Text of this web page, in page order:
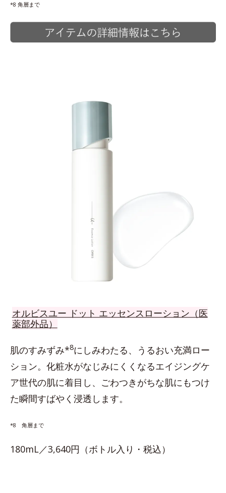
*8 角層まで
オルビスユー ドット エッセンスローション（医
薬部外品）
肌のすみずみ*8にしみわたる、うるおい充満ロー
ション。化粧水がなじみにくくなるエイジングケ
ア世代の肌に着目し、ごわつきがちな肌にもつけ
た瞬間すばやく浸透します。
*8 角層まで
180mL／3,640円（ボトル入り・税込）